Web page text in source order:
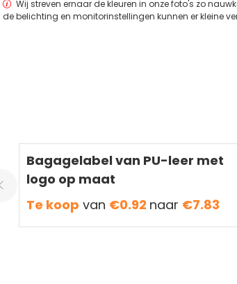
Wij streven ernaar de kleuren in onze foto's zo
de belichting en monitorinstellingen kunnen er kleine
Bagagelabel van PU-leer met
logo op maat
Te koop van €0.92 naar €7.83